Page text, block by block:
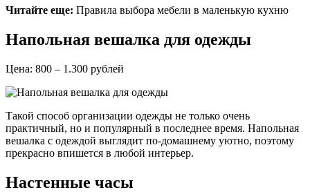
Читайте еще: Правила выбора мебели в маленькую кухню
Напольная вешалка для одежды
Цена: 800 – 1.300 рублей
Такой способ организации одежды не только очень
практичный, но и популярный в последнее время. Напольная
вешалка с одеждой выглядит по-домашнему уютно, поэтому
прекрасно впишется в любой интерьер.
Настенные часы